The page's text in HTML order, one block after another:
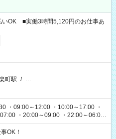
OK ■実働3時間5,120円のお仕事あ
町駅 / …
・09:00～12:00 ・10:00～17:00 ・
・20:00～09:00 ・22:00～06:00
OK！